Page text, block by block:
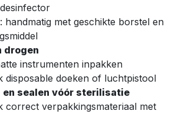
handmatig met geschikte borstel en
drogen
instrumenten inpakken
disposable doeken of luchtpistool
en sealen vóór sterilisatie
correct verpakkingsmateriaal met